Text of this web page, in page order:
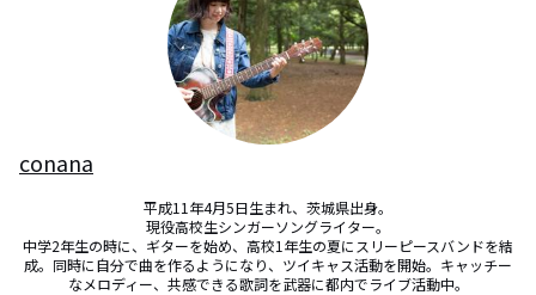
conana
平成11年4月5日生まれ、茨城県出身。
現役高校生シンガーソングライター。
中学2年生の時に、ギターを始め、高校1年生の夏にスリーピースバンドを結
成。同時に自分で曲を作るようになり、ツイキャス活動を開始。キャッチー
なメロディー、共感できる歌詞を武器に都内でライブ活動中。